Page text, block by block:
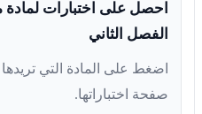
احصل على اختبارات لمادة
الفصل الثاني
اضغط على المادة التي
صفحة اختباراتها.